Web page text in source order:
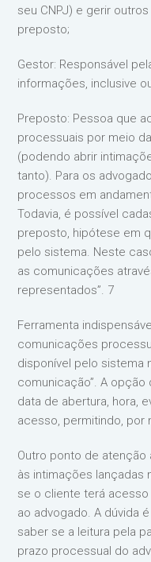
seu CNPJ) e gerir
preposto;
Gestor: Responsável
informações, inclusive
Preposto: Pessoa que
processuais por meio
(podendo abrir
tanto). Para os
processos em
Todavia, é possível
preposto, hipótese em
pelo sistema. Neste
as comunicações
representados”. 7
Ferramenta
comunicações
disponível pelo sistema
comunicação”. A
data de abertura, hora,
acesso, permitindo, por
Outro ponto de
às intimações lançadas
se o cliente terá
ao advogado. A dúvida
saber se a leitura pela
prazo processual do